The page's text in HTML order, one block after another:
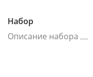
Набор
Описание набора